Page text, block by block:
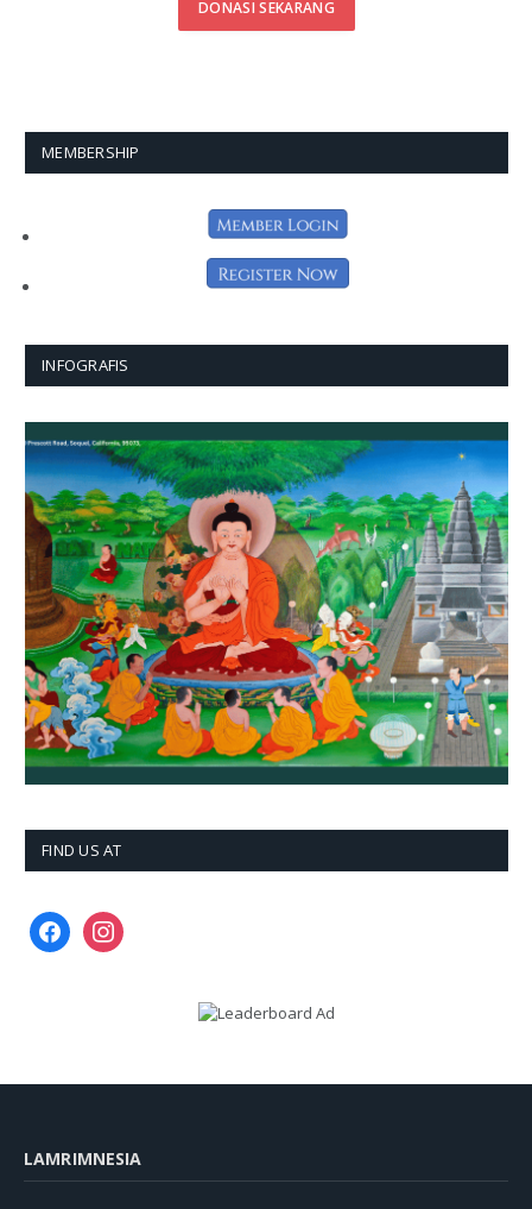
DONASI SEKARANG
MEMBERSHIP
INFOGRAFIS
FIND US AT
facebookinstagram
LAMRIMNESIA